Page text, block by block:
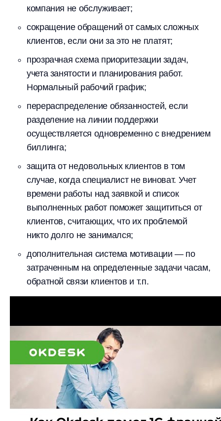
компания не обслуживает;
сокращение обращений от самых сложных
клиентов, если они за это не платят;
прозрачная схема приоритезации задач,
учета занятости и планирования работ.
Нормальный рабочий график;
перераспределение обязанностей, если
разделение на линии поддержки
осуществляется одновременно с внедрением
биллинга;
защита от недовольных клиентов в том
случае, когда специалист не виноват. Учет
времени работы над заявкой и список
выполненных работ поможет защититься от
клиентов, считающих, что их проблемой
никто долго не занимался;
дополнительная система мотивации — по
затраченным на определенные задачи часам,
обратной связи клиентов и т.п.